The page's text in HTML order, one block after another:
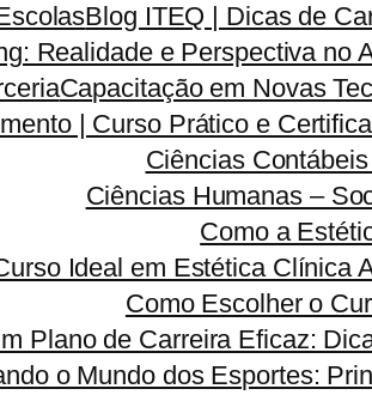
Blog ITEQ | Dicas de
Realidade e Perspectiva no
Capacitação em Novas
| Curso Prático e
Ciências
Ciências Humanas –
Como a
Ideal em Estética Clínica
Como Escolher o
Plano de Carreira Eficaz:
o Mundo dos Esportes: